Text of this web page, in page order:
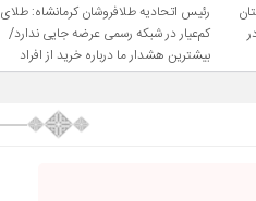
رئیس اتحادیه طلافروشان کرمانشاه: طلای
کم‌عیار در شبکه رسمی عرضه جایی ندارد/
بیشترین هشدار ما درباره خرید از افراد
فاقد صلاحیت است